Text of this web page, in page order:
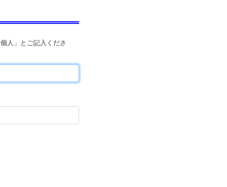
人」とご記入くださ